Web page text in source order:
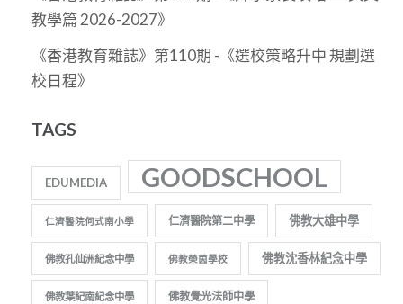
教學篇 2026-2027》
《香港教育雜誌》第110期 -《選校策略升中 規劃選
校日程》
TAGS
EDUMEDIA GOODSCHOOL
仁濟醫院何式南小學 仁濟醫院第二中學 佛教大雄中學
佛教孔仙洲紀念中學 佛教榮茵學校 佛教沈香林紀念中學
佛教葉紀南紀念中學 佛教覺光法師中學